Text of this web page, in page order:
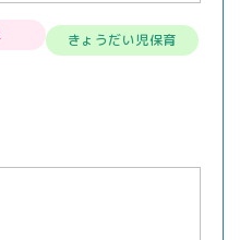
きょうだい児保育